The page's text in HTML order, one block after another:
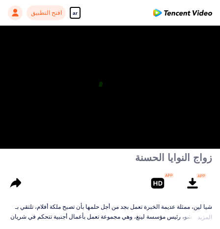
ar افتح التطبيق
زواج النوايا الحسنة
شيا لين، ممثلة عديمة الخبرة تعمل بجد من أجل حلمها بأن تصبح ملكة أفلام، تلتقي بـ
لينغ يي تشو، رئيس مؤسسة لينغ، وهي مجموعة تعمل بأعمال أجنبية تتحكم في شريان
المزيد